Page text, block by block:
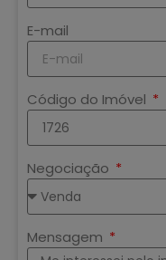
E-mail
Código do Imóvel
Negociação
Mensagem